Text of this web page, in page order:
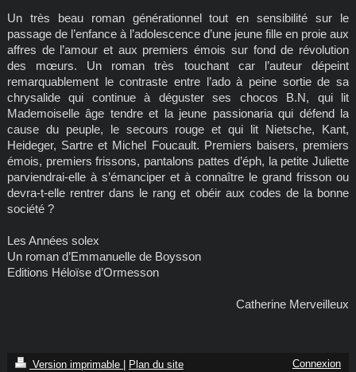
Un très beau roman générationnel tout en sensibilité sur le
passage de l’enfance à l’adolescence d’une jeune fille en proie aux
affres de l’amour et aux premiers émois sur fond de révolution
des mœurs. Un roman très touchant car l’auteur dépeint
remarquablement le contraste entre l’ado à peine sortie de sa
chrysalide qui continue à déguster ses chocos B.N, qui lit
Mademoiselle âge tendre et la jeune passionaria qui défend la
cause du peuple, le secours rouge et qui lit Nietsche, Kant,
Heideger, Sartre et Michel Foucault. Premiers baisers, premiers
émois, premiers frissons, pantalons pattes d’éph, la petite Juliette
parviendrai-elle à s’émanciper et à connaître le grand frisson ou
devra-t-elle rentrer dans le rang et obéir aux codes de la bonne
société ?
Les Années solex
Un roman d’Emmanuelle de Boysson
Editions Héloïse d’Ormesson
Catherine Merveilleux
Version imprimable Plan du site Connexion